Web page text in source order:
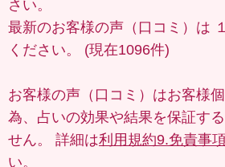
さい。
最新のお客様の声（口コミ）は
ください。 (現在1096件)
お客様の声（口コミ）はお客様
為、占いの効果や結果を保証す
せん。 詳細は利用規約9.免責事
い。